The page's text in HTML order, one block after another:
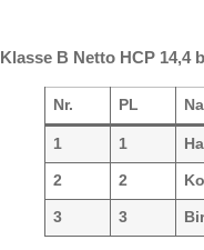
Klasse B Netto HCP 14,4
Nr. PL
1 1
2 2
3 3